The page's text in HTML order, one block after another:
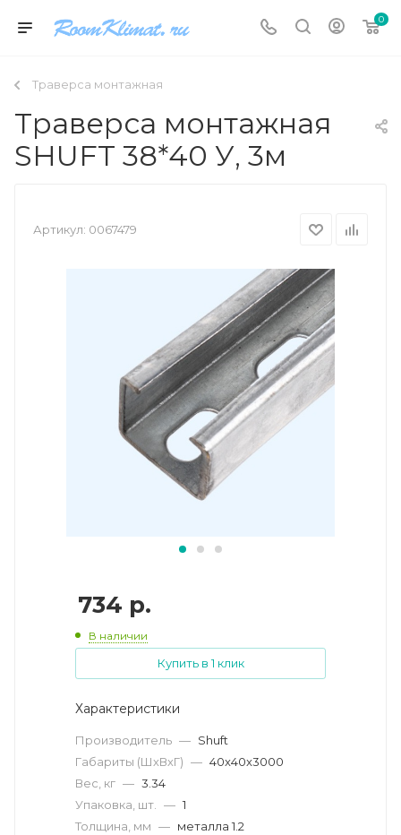
0
Траверса монтажная
Траверса монтажная
SHUFT 38*40 У, 3м
Артикул: 0067479
734 р.
В наличии
Купить в 1 клик
Характеристики
Производитель — Shuft
Габариты (ШхВхГ) — 40x40x3000
Вес, кг — 3.34
Упаковка, шт.
— 1
Толщина, мм — металла 1.2